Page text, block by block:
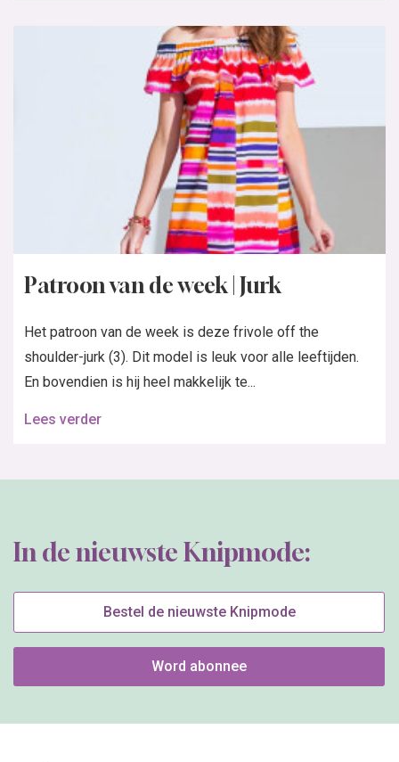
Patroon van de week | Jurk
Het patroon van de week is deze frivole off the
shoulder-jurk (3). Dit model is leuk voor alle leeftijden.
En bovendien is hij heel makkelijk te...
Lees verder
In de nieuwste Knipmode:
Bestel de nieuwste Knipmode
Word abonnee